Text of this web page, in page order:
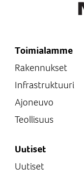
Toimialamme
Rakennukset
Infrastruktuuri
Ajoneuvo
Teollisuus
Uutiset
Uutiset